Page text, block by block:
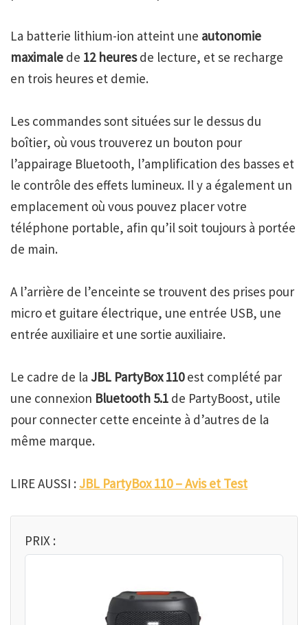
La batterie lithium-ion atteint une autonomie
maximale de 12 heuresde lecture, et se recharge
en trois heures et demie.
Les commandes sont situées sur le dessus du
boîtier, où vous trouverez un bouton pour
l’appairage Bluetooth, l’amplification des basses et
le contrôle des effets lumineux. Il y a également un
emplacement où vous pouvez placer votre
téléphone portable, afin qu’il soit toujours à portée
de main.
A l’arrière de l’enceinte se trouvent des prises pour
micro et guitare électrique, une entrée USB, une
entrée auxiliaire et une sortie auxiliaire.
Le cadre de la JBL PartyBox 110est complété par
une connexion Bluetooth 5.1 de PartyBoost, utile
pour connecter cette enceinte à d’autres de la
même marque.
LIRE AUSSI :JBL PartyBox 110 – Avis et Test
PRIX :